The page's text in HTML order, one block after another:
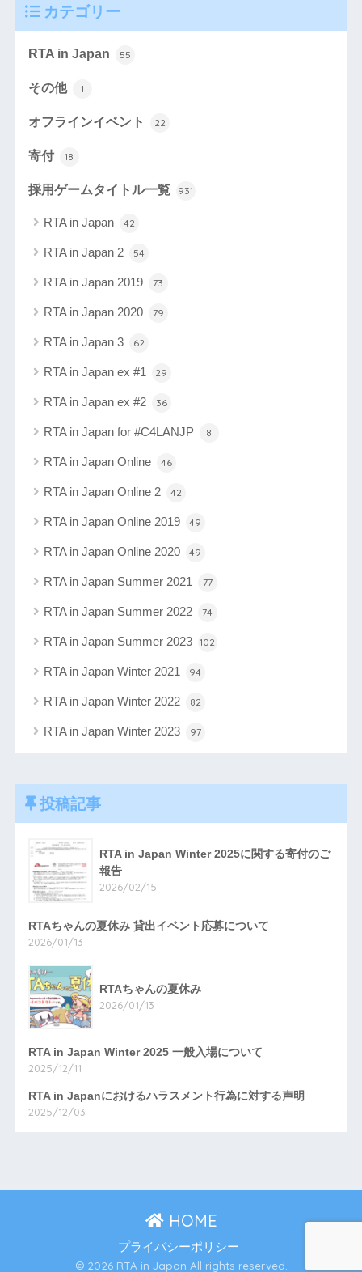
カテゴリー
RTA in Japan 55
その他 1
オフラインイベント 22
寄付 18
採用ゲームタイトル一覧 931
RTA in Japan 42
RTA in Japan 2 54
RTA in Japan 2019 73
RTA in Japan 2020 79
RTA in Japan 3 62
RTA in Japan ex #1 29
RTA in Japan ex #2 36
RTA in Japan for #C4LANJP 8
RTA in Japan Online 46
RTA in Japan Online 2 42
RTA in Japan Online 2019 49
RTA in Japan Online 2020 49
RTA in Japan Summer 2021 77
RTA in Japan Summer 2022 74
RTA in Japan Summer 2023 102
RTA in Japan Winter 2021 94
RTA in Japan Winter 2022 82
RTA in Japan Winter 2023 97
投稿記事
RTA in Japan Winter 2025に関する寄付のご
報告
2026/02/15
RTAちゃんの夏休み 貸出イベント応募について
2026/01/13
RTAちゃんの夏休み
2026/01/13
RTA in Japan Winter 2025 一般入場について
2025/12/11
RTA in Japanにおけるハラスメント行為に対する声明
2025/12/03
HOME
プライバシーポリシー
© 2026 RTA in Japan All rights reserved.